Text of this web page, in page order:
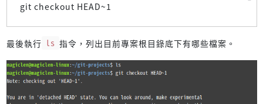
git checkout HEAD~1
最後執行 ls 指令，列出目前專案根目錄底下有哪些檔案。